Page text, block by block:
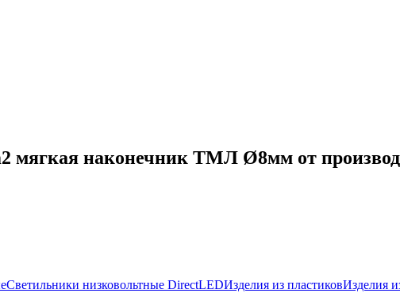
наконечник ТМЛ Ø8мм от
Светильники низковольтные DirectLEDИзделия из пластиковИзделия